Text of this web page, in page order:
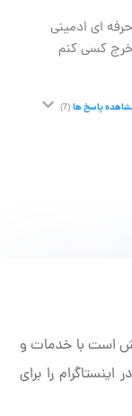
ای ادمینی
کسی کنم
پاسخ ها(7)
مداوم از سال 95 در تلاش است با خدمات و
را برای